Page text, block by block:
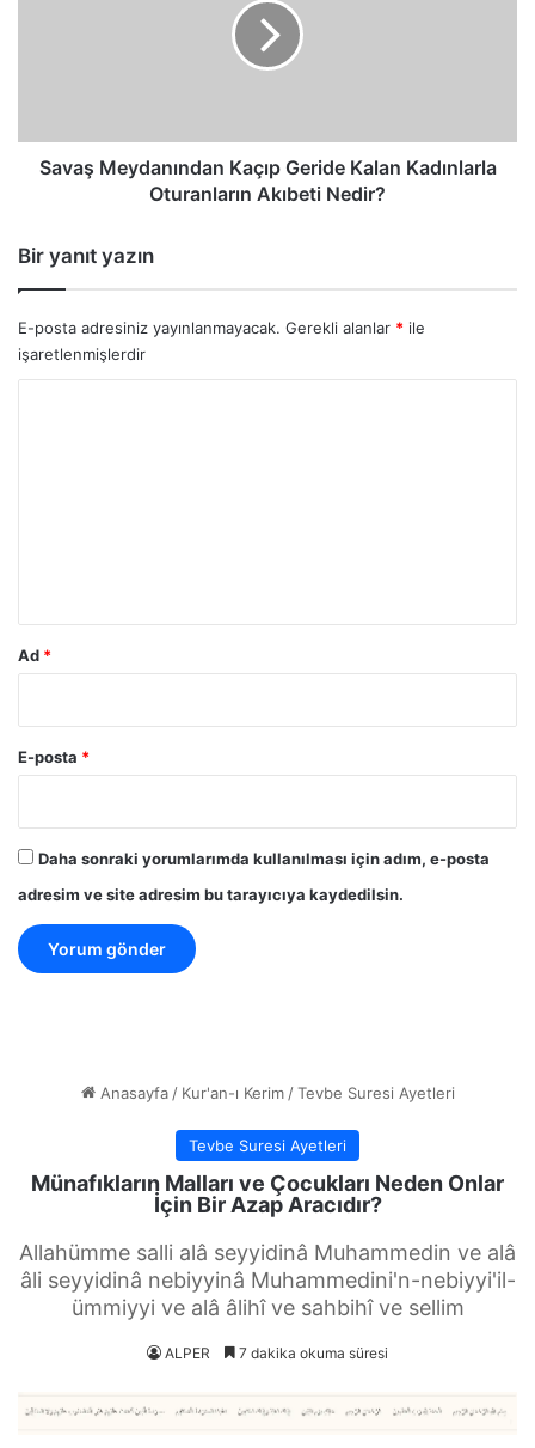
Nedir?
Savaş Meydanından Kaçıp Geride Kalan Kadınlarla
Oturanların Akıbeti Nedir?
Bir yanıt yazın
E-posta adresiniz yayınlanmayacak. Gerekli alanlar * ile
işaretlenmişlerdir
Ad *
E-posta *
Daha sonraki yorumlarımda kullanılması için adım, e-posta
adresim ve site adresim bu tarayıcıya kaydedilsin.